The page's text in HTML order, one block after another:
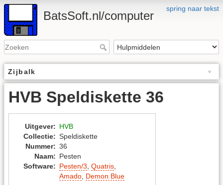
spring naar tekst
BatsSoft.nl/computer
Zijbalk
HVB Speldiskette 36
Uitgever: HVB
Collectie: Speldiskette
Nummer: 36
Naam: Pesten
Software: Pesten/3 ,Quatris
Amado Demon Blue